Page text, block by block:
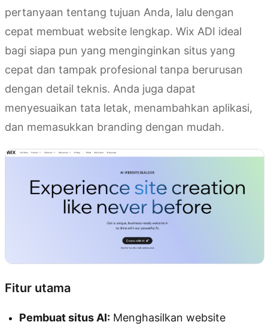
pertanyaan tentang tujuan Anda, lalu dengan
cepat membuat website lengkap. Wix ADI ideal
bagi siapa pun yang menginginkan situs yang
cepat dan tampak profesional tanpa berurusan
dengan detail teknis. Anda juga dapat
menyesuaikan tata letak, menambahkan aplikasi,
dan memasukkan branding dengan mudah.
Fitur utama
Pembuat situs AI: Menghasilkan website